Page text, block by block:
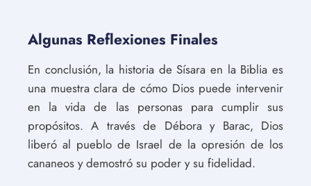
Algunas Reflexiones Finales
En conclusión, la historia de Sísara en la Biblia es
una muestra clara de cómo Dios puede intervenir
en la vida de las personas para cumplir sus
propósitos. A través de Débora y Barac, Dios
liberó al pueblo de Israel de la opresión de los
cananeos y demostró su poder y su fidelidad.